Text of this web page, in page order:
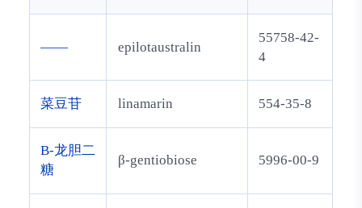
—— epilotaustralin
55758-42-
4
菜豆苷 linamarin 554-35-8
Β-龙胆二
糖
β-gentiobiose 5996-00-9